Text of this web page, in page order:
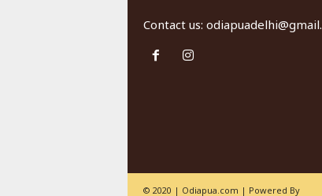
Contact us:
© 2020 | Odiapua.com | Powered By